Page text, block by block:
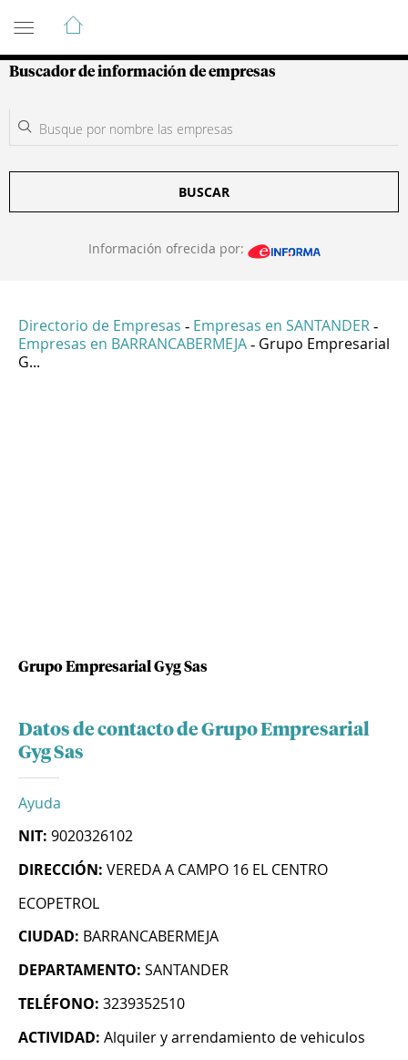
Guía de Empresas Colombianas
Buscador de información de empresas
BUSCAR
Información ofrecida por:
Directorio de Empresas - Empresas en SANTANDER -
Empresas en BARRANCABERMEJA - Grupo Empresarial
G...
Grupo Empresarial Gyg Sas
Datos de contacto de Grupo Empresarial
Gyg Sas
Ayuda
NIT: 9020326102
DIRECCIÓN: VEREDA A CAMPO 16 EL CENTRO
ECOPETROL
CIUDAD: BARRANCABERMEJA
DEPARTAMENTO: SANTANDER
TELÉFONO: 3239352510
ACTIVIDAD: Alquiler y arrendamiento de vehiculos